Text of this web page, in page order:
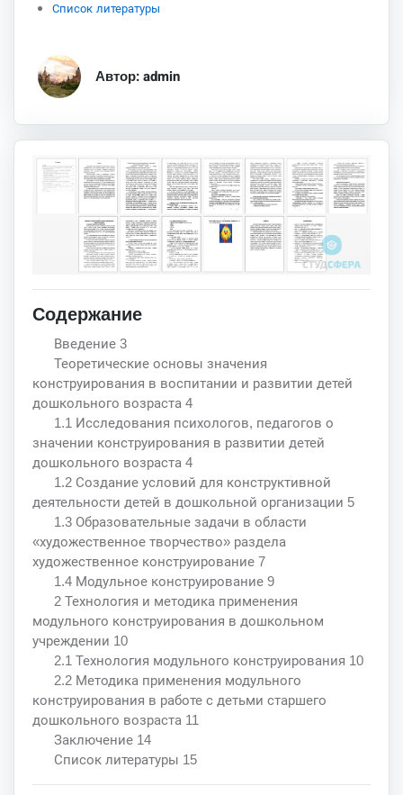
Список литературы
Автор: admin
Содержание
Введение 3
Теоретические основы значения
конструирования в воспитании и развитии детей
дошкольного возраста 4
1.1 Исследования психологов, педагогов о
значении конструирования в развитии детей
дошкольного возраста 4
1.2 Создание условий для конструктивной
деятельности детей в дошкольной организации 5
1.3 Образовательные задачи в области
«художественное творчество» раздела
художественное конструирование 7
1.4 Модульное конструирование 9
2 Технология и методика применения
модульного конструирования в дошкольном
учреждении 10
2.1 Технология модульного конструирования 10
2.2 Методика применения модульного
конструирования в работе с детьми старшего
дошкольного возраста 11
Заключение 14
Список литературы 15